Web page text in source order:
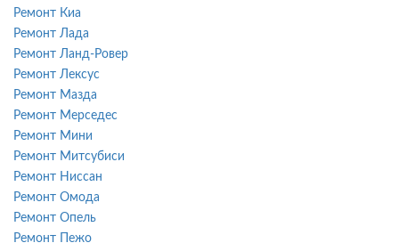
Ремонт Киа
Ремонт Лада
Ремонт Ланд-Ровер
Ремонт Лексус
Ремонт Мазда
Ремонт Мерседес
Ремонт Мини
Ремонт Митсубиси
Ремонт Ниссан
Ремонт Омода
Ремонт Опель
Ремонт Пежо